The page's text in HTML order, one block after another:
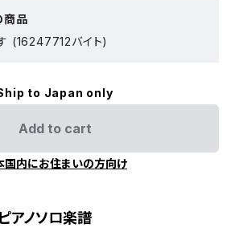
商品
(16247712バイト)
to Japan only
Add to cart
国内にお住まいの方向け
アノソロ楽譜